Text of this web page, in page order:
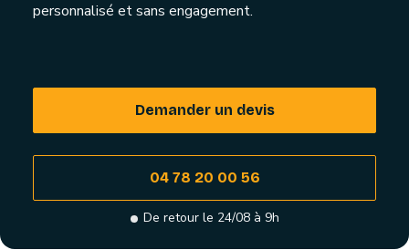
personnalisé et sans engagement.
Demander un devis
04 78 20 00 56
De retour le 24/08 à 9h